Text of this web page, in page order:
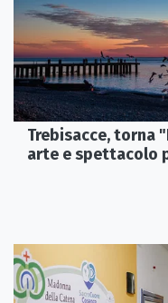
Trebisacce, torna
arte e spettacolo